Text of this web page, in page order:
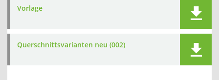
Vorlage
Querschnittsvarianten neu (002)